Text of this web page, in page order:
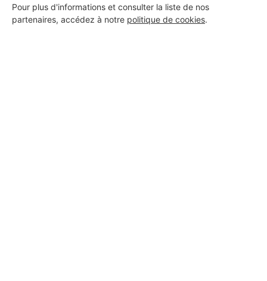
Pour plus d'informations et consulter la liste de nos
partenaires, accédez à notre politique de cookies.